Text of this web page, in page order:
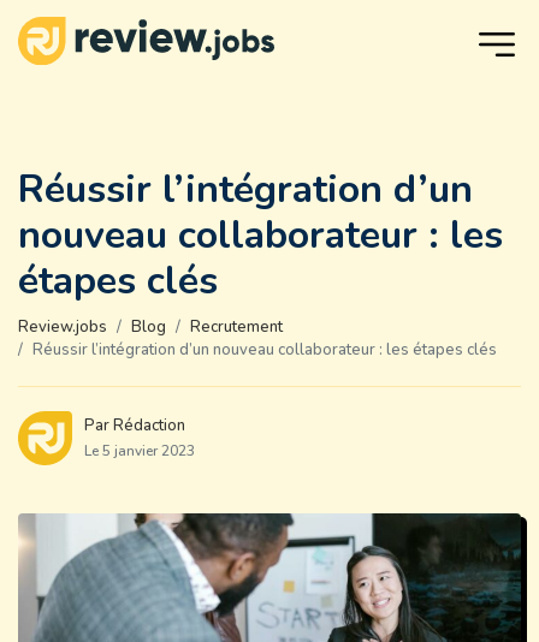
Réussir l’intégration d’un
nouveau collaborateur : les
étapes clés
Review.jobs Blog
Recrutement
Réussir l’intégration d’un nouveau collaborateur : les étapes clés
Par Rédaction
Le 5 janvier 2023